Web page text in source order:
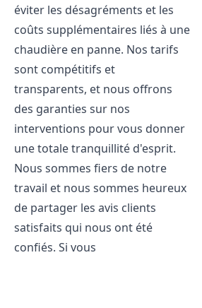
éviter les désagréments et les
coûts supplémentaires liés à une
chaudière en panne. Nos tarifs
sont compétitifs et
transparents, et nous offrons
des garanties sur nos
interventions pour vous donner
une totale tranquillité d'esprit.
Nous sommes fiers de notre
travail et nous sommes heureux
de partager les avis clients
satisfaits qui nous ont été
confiés. Si vous